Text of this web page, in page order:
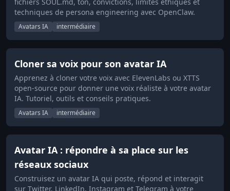
techniques de persona engineering avec OpenClaw.
Avatars IA intermédiaire
Cloner sa voix pour son avatar IA
Apprenez à cloner votre voix avec ElevenLabs ou XTTS
open-source pour donner une voix réaliste à votre avatar
IA. Tutoriel, outils et conseils pratiques.
Avatars IA intermédiaire
Avatar IA : répondre à sa place sur les
réseaux sociaux
Construisez un avatar IA qui poste, répond et interagit
sur Twitter, LinkedIn, Instagram et Telegram à votre